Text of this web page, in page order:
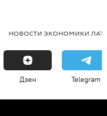
НОВОСТИ ЭКОНОМИКИ
Дзен Telegram